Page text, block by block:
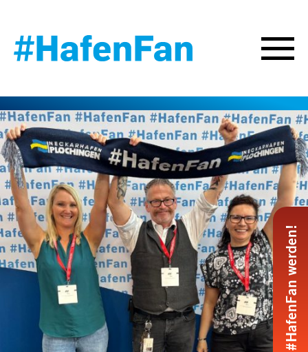
#HafenFan werden!